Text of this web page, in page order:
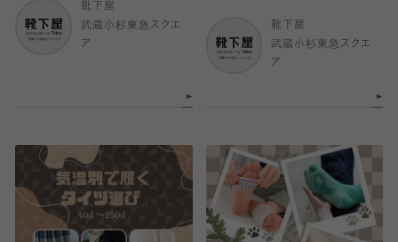
靴下屋
武蔵小杉東急スクエ
ア
靴下屋
武蔵小杉東急スクエ
ア